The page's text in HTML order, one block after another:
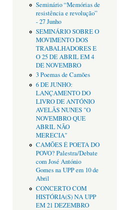
Seminário “Memórias de
resistência e revolução”
- 27 Junho
SEMINÁRIO SOBRE O
MOVIMENTO DOS
TRABALHADORES E
O 25 DE ABRIL EM 4
DE NOVEMBRO
3 Poemas de Camões
6 DE JUNHO:
LANÇAMENTO DO
LIVRO DE ANTÓNIO
AVELÃS NUNES "O
NOVEMBRO QUE
ABRIL NÃO
MERECIA"
CAMÕES É POETA DO
POVO? Palestra/Debate
com José António
Gomes na UPP em 10 de
Abril
CONCERTO COM
HISTÓRIA(S) NA UPP
EM 21 DEZEMBRO